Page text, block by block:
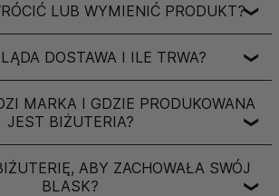
LUB WYMIENIĆ PRODUKT?❯
DOSTAWA I ILE TRWA? ❯
MARKA I GDZIE PRODUKOWANA
JEST BIŻUTERIA?
❯
ABY ZACHOWAŁA SWÓJ
BLASK?
❯